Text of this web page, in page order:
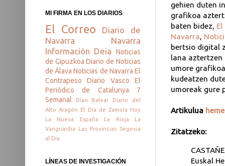
gehien duten
grafikoa
baten bidez, El
Navarra,
bertsio digital
lana aztertzen
umore
kudeatzen
umoreak gure
Artikulua
Zitatzeko:
Euskal
MI FIRMA EN LOS DIARIOS
El Correo
Diario de
Navarra
Navarra
Información Deia
Noticias
de Gipuzkoa Diario de Noticias
de Álava Noticias de Navarra El
Contrapeso
Diario Vasco
El
Periódico de Catalunya
7
Semanal
Diari Balear
Diario del
Alto Aragón
El Día de Zamora
Hoy
La Nueva España
La Rioja
La
Vanguardia
Las Provincias Segovia
al Día
LÍNEAS DE INVESTIGACIÓN